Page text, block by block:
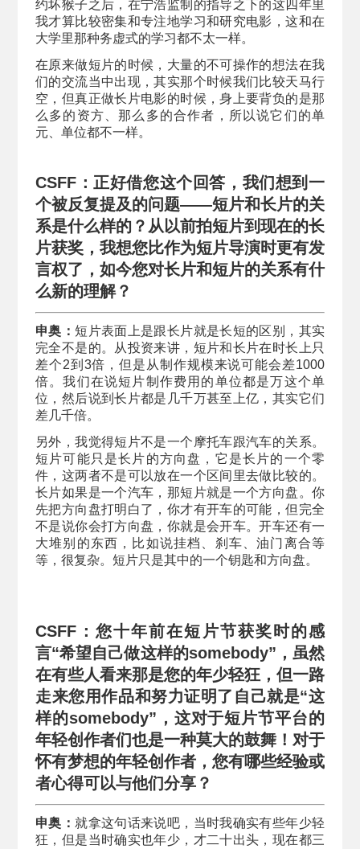
约坏猴子之后，在宁浩监制的指导之下的这四年里
我才算比较密集和专注地学习和研究电影，这和在
大学里那种务虚式的学习都不太一样。
在原来做短片的时候，大量的不可操作的想法在我
们的交流当中出现，其实那个时候我们比较天马行
空，但真正做长片电影的时候，身上要背负的是那
么多的资方、那么多的合作者，所以说它们的单
元、单位都不一样。
CSFF：正好借您这个回答，我们想到一
个被反复提及的问题——短片和长片的关
系是什么样的？从以前拍短片到现在的长
片获奖，我想您比作为短片导演时更有发
言权了，如今您对长片和短片的关系有什
么新的理解？
申奥：短片表面上是跟长片就是长短的区别，其实
完全不是的。从投资来讲，短片和长片在时长上只
差个2到3倍，但是从制作规模来说可能会差1000
倍。我们在说短片制作费用的单位都是万这个单
位，然后说到长片都是几千万甚至上亿，其实它们
差几千倍。
另外，我觉得短片不是一个摩托车跟汽车的关系。
短片可能只是长片的方向盘，它是长片的一个零
件，这两者不是可以放在一个区间里去做比较的。
长片如果是一个汽车，那短片就是一个方向盘。你
先把方向盘打明白了，你才有开车的可能，但完全
不是说你会打方向盘，你就是会开车。开车还有一
大堆别的东西，比如说挂档、刹车、油门离合等
等，很复杂。短片只是其中的一个钥匙和方向盘。
CSFF：您十年前在短片节获奖时的感
言“希望自己做这样的somebody”，虽然
在有些人看来那是您的年少轻狂，但一路
走来您用作品和努力证明了自己就是“这
样的somebody”，这对于短片节平台的
年轻创作者们也是一种莫大的鼓舞！对于
怀有梦想的年轻创作者，您有哪些经验或
者心得可以与他们分享？
申奥： 就拿这句话来说吧，当时我确实有些年少轻
狂，但是当时确实也年少，才二十出头，现在都三